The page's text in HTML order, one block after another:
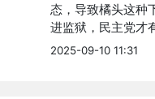
态，导致橘头这种
进监狱，民主党才
2025-09-10 11:31